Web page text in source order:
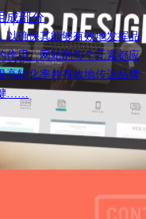
成部分
以确保其能够有效地发挥品
作用。网站的每个元素都应
高转化率并有效地传达品牌
键……